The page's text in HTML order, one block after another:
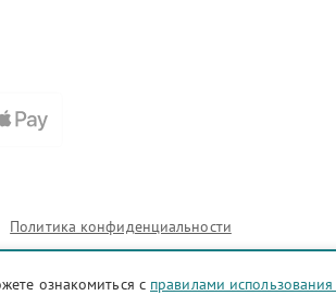
Политика конфиденциальности
sml.bauknecht-fix.ru предоставляют услуги по ремонту.
ознакомиться с правилами